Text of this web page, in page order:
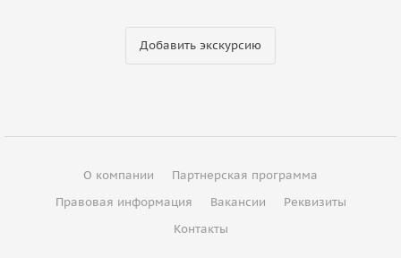
Добавить экскурсию
О компании
Партнерская программа
Правовая информация
Вакансии
Реквизиты
Контакты